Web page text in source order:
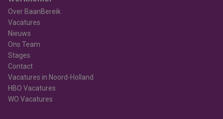
Over BaanBereik
Vacatures
Nieuws
Ons Team
Stages
Contact
Vacatures in Noord-Holland
HBO Vacatures
WO Vacatures